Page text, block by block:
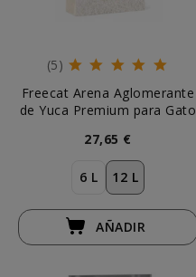
(5)
Freecat Arena Aglomerante
de Yuca Premium para Gato
27,65 €
6 L 12 L
AÑADIR